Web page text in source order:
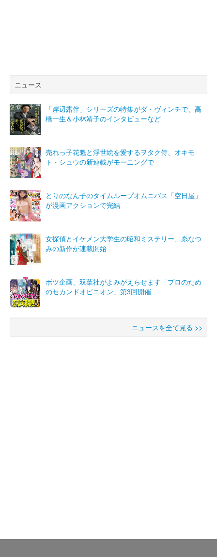
ニュース
「岸辺露伴」シリーズの特集がダ・ヴィンチで、高
橋一生＆小林靖子のインタビューなど
売れっ子花魁と浮世絵を愛するヲタク侍、オキモ
ト・シュウの新連載がモーニングで
とりのなん子のタイムループオムニバス「空日屋」
が漫画アクションで完結
女探偵とイケメン大学生の昭和ミステリー、糸なつ
みの新作が連載開始
ボツ企画、双葉社がよみがえらせます「プロのため
のセカンドオピニオン」第3回開催
ニュースを全て見る >>